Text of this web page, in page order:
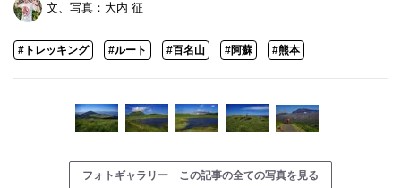
文、写真： 大内 征
#トレッキング #ルート #百名山 #阿蘇 #熊本
フォトギャラリー この記事の全ての写真を見る